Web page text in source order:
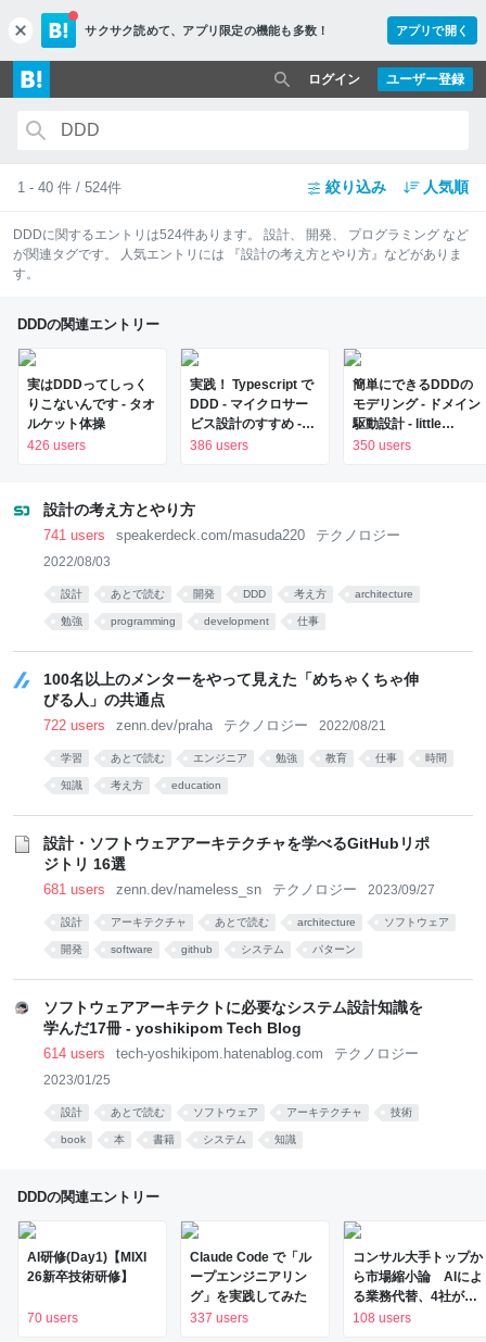
c
l
o
s
e
サクサク読めて、 アプリ限定の機能も多数！ アプリで開く
ユーザー登録
ログイン
1 - 40 件 / 524件 絞り込み 人気順
DDDに関するエントリは524件あります。 設計、 開発、 プログラミング など
が関連タグです。 人気エントリには
『設計の考え方とやり方』 などがありま
す。
DDDの関連エントリー
実はDDDってしっく
りこないんです - タオ
ルケット体操
426 users
実践！ Typescript で
DDD - マイクロサー
ビス設計のすすめ -
Leverages Tech Blog
386 users
簡単にできるDDDの
モデリング - ドメイン
駆動設計 - little
hands' lab
350 users
設計の考え方とやり方
741 users speakerdeck.com/masuda220 テクノロジー
2022/08/03
設計 あとで読む 開発 DDD 考え方 architecture
勉強 programming development 仕事
100名以上のメンターをやって見えた「めちゃくちゃ伸
びる人」の共通点
722 users zenn.dev/praha テクノロジー 2022/08/21
学習 あとで読む エンジニア 勉強 教育 仕事 時間
知識 考え方 education
設計・ソフトウェアアーキテクチャを学べるGitHubリポ
ジトリ 16選
681 users zenn.dev/nameless_sn テクノロジー 2023/09/27
設計 アーキテクチャ あとで読む architecture ソフトウェア
開発 software github システム パターン
ソフトウェアアーキテクトに必要なシステム設計知識を
学んだ17冊 - yoshikipom Tech Blog
614 users tech-yoshikipom.hatenablog.com テクノロジー
2023/01/25
設計 あとで読む ソフトウェア アーキテクチャ 技術
book 本 書籍 システム 知識
DDDの関連エントリー
AI研修(Day1)【MIXI
26新卒技術研修】
70 users
Claude Code で「ル
ープエンジニアリン
グ」を実践してみた
337 users
コンサル大手トップか
ら市場縮小論 AIによ
る業務代替、4社が危
機感 - 日本経済新聞
108 users